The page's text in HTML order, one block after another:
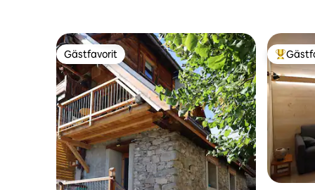
Gästfavorit
Gästfavorit